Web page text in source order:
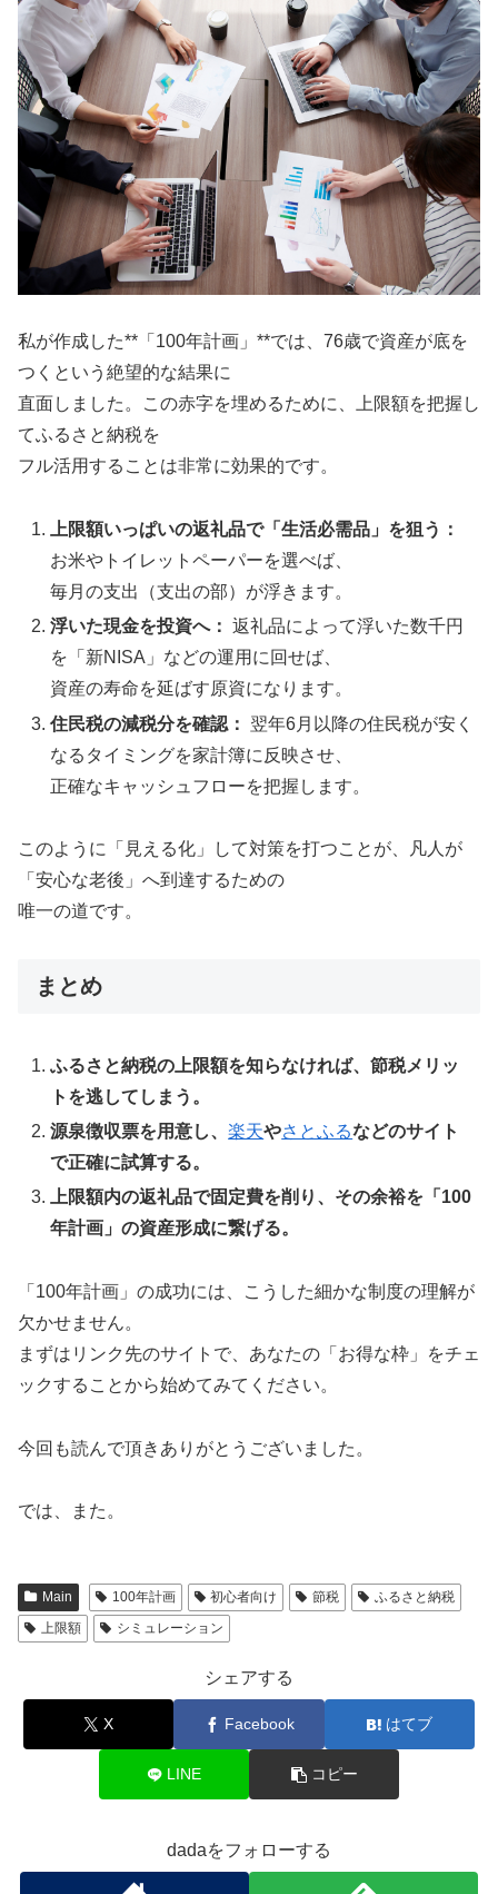
私が作成した**「100年計画」**では、76歳で資産が底を
つくという絶望的な結果に
直面しました。この赤字を埋めるために、上限額を把握し
てふるさと納税を
フル活用することは非常に効果的です。
上限額いっぱいの返礼品で「生活必需品」を狙う：
お米やトイレットペーパーを選べば、
毎月の支出（支出の部）が浮きます。
浮いた現金を投資へ： 返礼品によって浮いた数千円
を「新NISA」などの運用に回せば、
資産の寿命を延ばす原資になります。
住民税の減税分を確認：
翌年6月以降の住民税が安く
なるタイミングを家計簿に反映させ、
正確なキャッシュフローを把握します。
このように「見える化」して対策を打つことが、凡人が
「安心な老後」へ到達するための
唯一の道です。
まとめ
ふるさと納税の上限額を知らなければ、節税メリッ
トを逃してしまう。
源泉徴収票を用意し、楽天やさとふるなどのサイト
で正確に試算する。
上限額内の返礼品で固定費を削り、その余裕を「100
年計画」の資産形成に繋げる。
「100年計画」の成功には、こうした細かな制度の理解が
欠かせません。
まずはリンク先のサイトで、あなたの「お得な枠」をチェ
ックすることから始めてみてください。
今回も読んで頂きありがとうございました。
では、また。
Main 100年計画 初心者向け 節税
ふるさと納税
上限額
シミュレーション
シェアする
X Facebook はてブ
LINE コピー
dadaをフォローする